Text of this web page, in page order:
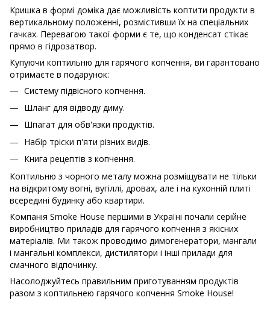
Кришка в формі доміка дає можливість коптити продукти в
вертикальному положенні, розмістивши їх на спеціальних
гачках. Перевагою такої форми є те, що конденсат стікає
прямо в гідрозатвор.
Купуючи коптильню для гарячого копчення, ви гарантовано
отримаєте в подарунок:
Систему підвісного копчення.
Шланг для відводу диму.
Шпагат для обв'язки продуктів.
Набір тріски п'яти різних видів.
Книга рецептів з копчення.
Коптильню з чорного металу можна розміщувати не тільки
на відкритому вогні, вугіллі, дровах, але і на кухонній плиті
всередині будинку або квартири.
Компанія Smoke House першими в Україні почали серійне
виробництво приладів для гарячого копчення з якісних
матеріалів. Ми також проводимо димогенератори, мангали
і мангальні комплекси, дистилятори і інші прилади для
смачного відпочинку.
Насолоджуйтесь правильним приготуванням продуктів
разом з коптильнею гарячого копчення Smoke House!